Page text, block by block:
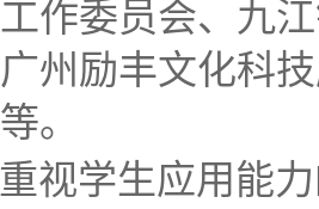
作委员会、九
州励丰文化科
。
视学生应用能